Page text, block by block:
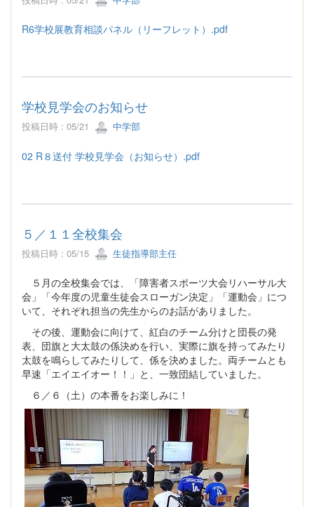
R6学校展教育相談パネル（リーフレット）.pdf
学校見学会のお知らせ
投稿日時 : 05/21 中学部
02 R８送付 学校見学会（お知らせ）.pdf
５／１１全校集会
投稿日時 : 05/15 生徒指導部主任
５月の全校集会では、「障害者スポーツ大会リハーサル大
会」「今年度の児童生徒会スローガン決定」「運動会」につ
いて、それぞれ担当の先生からのお話がありました。
その後、運動会に向けて、紅白のチーム分けと団長の発
表、団旗と大太鼓の係決めを行い、実際に旗を持ってみたり
太鼓を鳴らしてみたりして、係を決めました。両チームとも
早速「エイエイオー！！」と、一致団結していました。
６／６（土）の本番をお楽しみに！